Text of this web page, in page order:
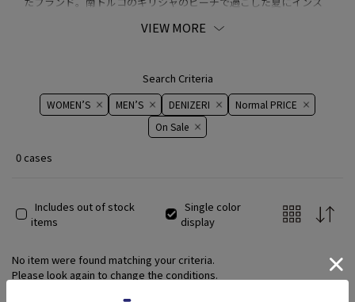
年代の象徴的なブランドのシンプルな水着の形と大胆な色を思い
VIEW MORE
Search Criteria
WOMEN’S MEN’S DENIZERI
Normal PRICE
On ​​Sale​​
0 cases
Includes out of stock
items
Single color
display
No item were found matching your criteria.
Please look again to change the conditions.